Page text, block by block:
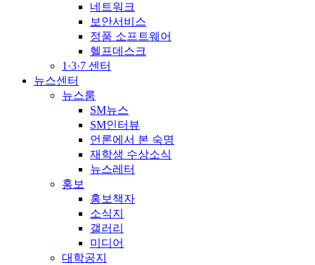
네트워크
보안서비스
정품 소프트웨어
헬프데스크
1·3·7 센터
뉴스센터
뉴스룸
SM뉴스
SM인터뷰
언론에서 본 숙명
재학생 수상소식
뉴스레터
홍보
홍보책자
소식지
갤러리
미디어
대학공지